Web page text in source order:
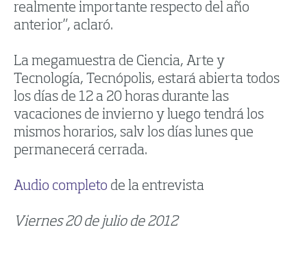
realmente importante respecto del año
anterior”, aclaró.
La megamuestra de Ciencia, Arte y
Tecnología, Tecnópolis, estará abierta todos
los días de 12 a 20 horas durante las
vacaciones de invierno y luego tendrá los
mismos horarios, salv los días lunes que
permanecerá cerrada.
Audio completo de la entrevista
Viernes 20 de julio de 2012